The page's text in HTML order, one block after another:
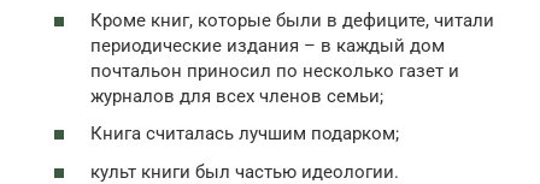
Кроме книг, которые были в дефиците, читали
периодические издания – в каждый дом
почтальон приносил по несколько газет и
журналов для всех членов семьи;
Книга считалась лучшим подарком;
культ книги был частью идеологии.